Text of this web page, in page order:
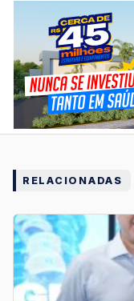
RELACIONADAS